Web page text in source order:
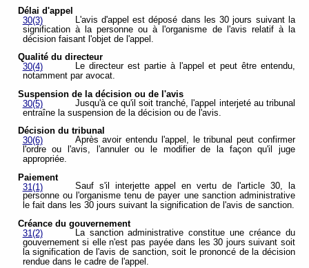
Délai d'appel
30(3)
L'avis d'appel est déposé dans les 30 jours suivant la
signification à la personne ou à l'organisme de l'avis relatif à la
décision faisant l'objet de l'appel.
Qualité du directeur
30(4)
Le directeur est partie à l'appel et peut être entendu,
notamment par avocat.
Suspension de la décision ou de l'avis
30(5)
Jusqu'à ce qu'il soit tranché, l'appel interjeté au tribunal
entraîne la suspension de la décision ou de l'avis.
Décision du tribunal
30(6)
Après avoir entendu l'appel, le tribunal peut confirmer
l'ordre ou l'avis, l'annuler ou le modifier de la façon qu'il juge
appropriée.
Paiement
31(1)
Sauf s'il interjette appel en vertu de l'article 30, la
personne ou l'organisme tenu de payer une sanction administrative
le fait dans les 30 jours suivant la signification de l'avis de sanction.
Créance du gouvernement
31(2)
La sanction administrative constitue une créance du
gouvernement si elle n'est pas payée dans les 30 jours suivant soit
la signification de l'avis de sanction, soit le prononcé de la décision
rendue dans le cadre de l'appel.